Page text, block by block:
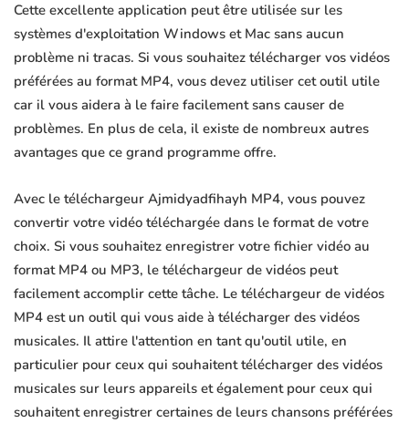
Cette excellente application peut être utilisée sur les
systèmes d'exploitation Windows et Mac sans aucun
problème ni tracas. Si vous souhaitez télécharger vos vidéos
préférées au format MP4, vous devez utiliser cet outil utile
car il vous aidera à le faire facilement sans causer de
problèmes. En plus de cela, il existe de nombreux autres
avantages que ce grand programme offre.
Avec le téléchargeur Ajmidyadfihayh MP4, vous pouvez
convertir votre vidéo téléchargée dans le format de votre
choix. Si vous souhaitez enregistrer votre fichier vidéo au
format MP4 ou MP3, le téléchargeur de vidéos peut
facilement accomplir cette tâche. Le téléchargeur de vidéos
MP4 est un outil qui vous aide à télécharger des vidéos
musicales. Il attire l'attention en tant qu'outil utile, en
particulier pour ceux qui souhaitent télécharger des vidéos
musicales sur leurs appareils et également pour ceux qui
souhaitent enregistrer certaines de leurs chansons préférées